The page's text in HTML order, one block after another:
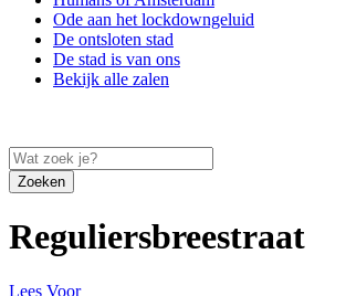
Ode aan het lockdowngeluid
De ontsloten stad
De stad is van ons
Bekijk alle zalen
Zoeken
Reguliersbreestraat
Lees Voor